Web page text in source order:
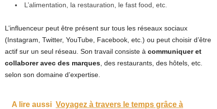
L’alimentation, la restauration, le fast food, etc.
L’influenceur peut être présent sur tous les réseaux sociaux
(Instagram, Twitter, YouTube, Facebook, etc.) ou peut choisir d’être
actif sur un seul réseau. Son travail consiste à communiquer et
collaborer avec des marques , des restaurants, des hôtels, etc.
selon son domaine d’expertise.
A lire aussi Voyagez à travers le temps grâce à